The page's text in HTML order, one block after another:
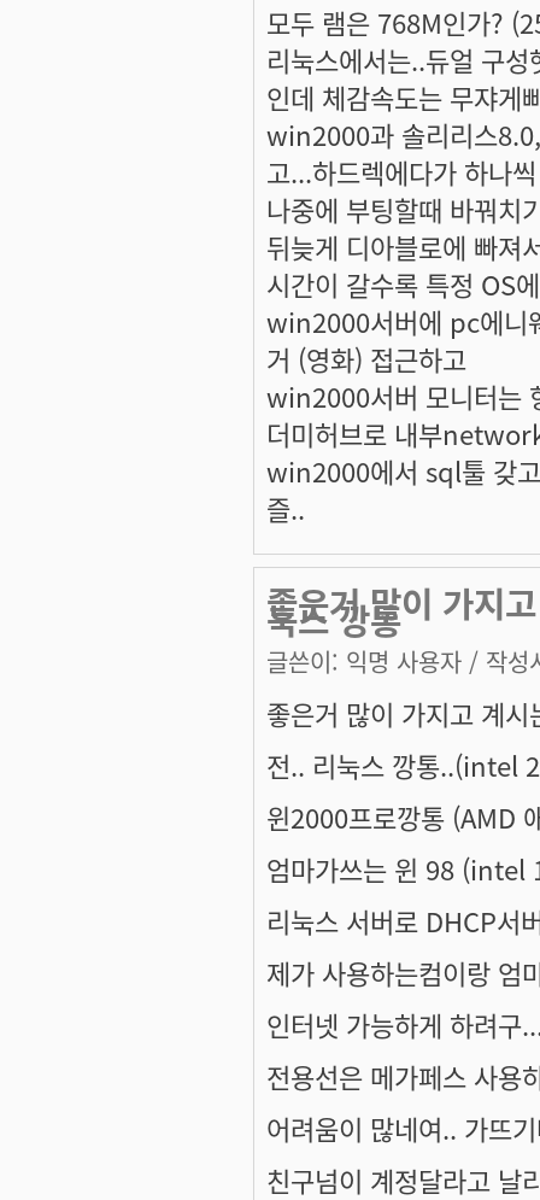
모두 램은 768M인가?
리눅스에서는..듀얼 구
인데 체감속도는 무쟈게
win2000과 솔리리스
고...하드렉에다가 하나
나중에 부팅할때 바꿔치
뒤늦게 디아블로에 빠져
시간이 갈수록 특정 OS
win2000서버에 pc에니
거 (영화) 접근하고
win2000서버 모니터는
더미허브로 내부
win2000에서 sql툴 갖
즐..
좋은거 많이 가지
눅스 깡통
글쓴이: 익명 사용자 / 작성
좋은거 많이 가지고 계
전.. 리눅스 깡통..(intel
윈2000프로깡통 (AMD
엄마가쓰는 윈 98
리눅스 서버로 DHCP서
제가 사용하는컴이랑 엄
인터넷 가능하게 하려구
전용선은 메가페스 사용
어려움이 많네여.. 가뜨
친구넘이 계정달라고 날